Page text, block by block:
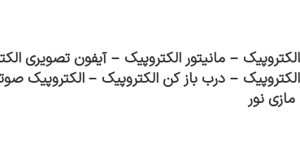
الکتروپیک – مانیتور الکتروپیک –آیفون تصویری
الکتروپیک – درب باز کن الکتروپیک –الکتروپیک
مازی نور